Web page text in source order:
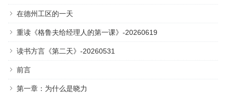
在德州工区的一天
重读《格鲁夫给经理人的第一课》-20260619
读书方言《第二天》-20260531
前言
第一章：为什么是晓力